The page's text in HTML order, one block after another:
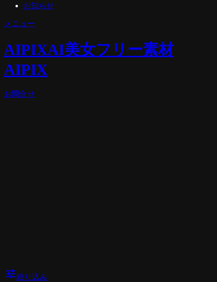
お知らせ
メニュー
AIPIXAI美女フリー素材
AIPIX
お問合せ
tune絞り込み